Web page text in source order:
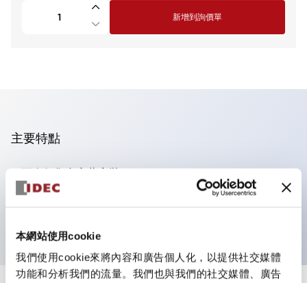
本網站使用cookie
我們使用cookie來將內容和廣告個人化，以提供社交媒體
功能和分析我們的流量。我們也與我們的社交媒體、廣告
新增到詢價單
主要特點
可進行集合密著安裝
附鎖選擇開關採用高安全性的彈子鎖結構